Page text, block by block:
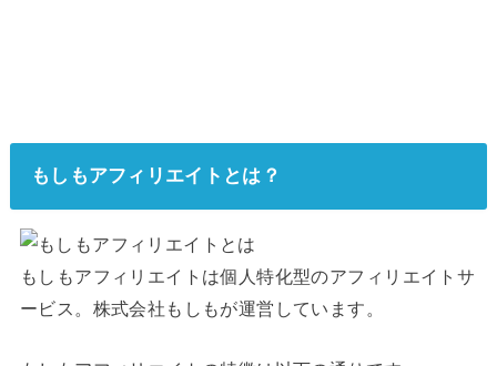
もしもアフィリエイトとは？
もしもアフィリエイトは個人特化型のアフィリエイトサ
ービス。株式会社もしもが運営しています。